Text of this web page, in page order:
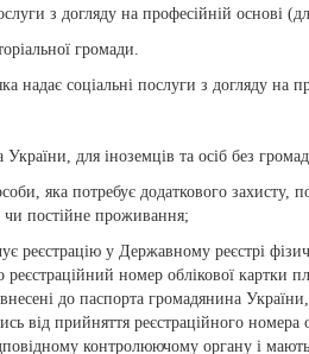
з догляду на професійній основі
громади.
надає соціальні послуги з догляду на
для іноземців та осіб без
яка потребує додаткового
чи постійне проживання;
реєстрацію у Державному реєстрі
реєстраційний номер облікової картки
до паспорта громадянина України,
від прийняття реєстраційного номера
контролюючому органу і мають